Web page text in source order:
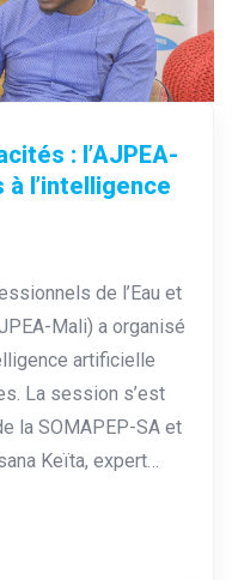
: l’AJPEA-
l’intelligence
de l’Eau et
Mali) a organisé
artificielle
La session s’est
la SOMAPEP-SA et
Keïta, expert…